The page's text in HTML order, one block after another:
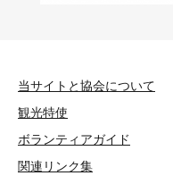
当サイトと協会について
観光特使
ボランティアガイド
関連リンク集